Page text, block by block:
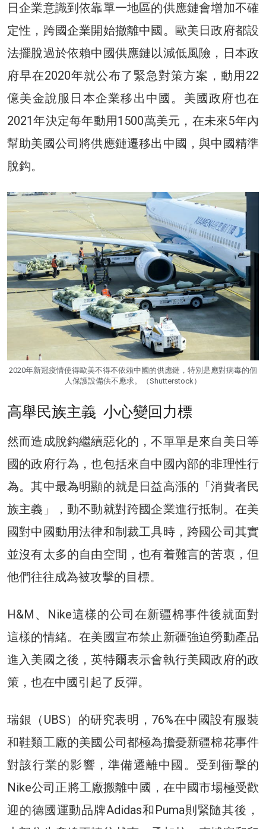
日企業意識到依靠單一地區的供應鏈會增加不確
定性，跨國企業開始撤離中國。歐美日政府都設
法擺脫過於依賴中國供應鏈以減低風險，日本政
府早在2020年就公布了緊急對策方案，動用22
億美金說服日本企業移出中國。美國政府也在
2021年決定每年動用1500萬美元，在未來5年內
幫助美國公司將供應鏈遷移出中國，與中國精準
脫鈎。
2020年新冠疫情使得歐美不得不依賴中國的供應鏈，特別是應對病毒的個
人保護設備供不應求。（Shutterstock）
高舉民族主義 小心變回力標
然而造成脫鈎繼續惡化的，不單單是來自美日等
國的政府行為，也包括來自中國內部的非理性行
為。其中最為明顯的就是日益高漲的「消費者民
族主義」，動不動就對跨國企業進行抵制。在美
國對中國動用法律和制裁工具時，跨國公司其實
並沒有太多的自由空間，也有着難言的苦衷，但
他們往往成為被攻擊的目標。
H&M、Nike這樣的公司在新疆棉事件後就面對
這樣的情緒。在美國宣布禁止新疆強迫勞動產品
進入美國之後，英特爾表示會執行美國政府的政
策，也在中國引起了反彈。
瑞銀（UBS）的研究表明，76%在中國設有服裝
和鞋類工廠的美國公司都極為擔憂新疆棉花事件
對該行業的影響，準備遷離中國。受到衝擊的
Nike公司正將工廠搬離中國，在中國市場極受歡
迎的德國運動品牌Adidas和Puma則緊隨其後，